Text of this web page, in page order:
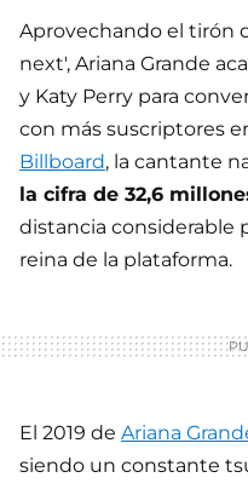
Aprovechando el tirón
next', Ariana Grande
y Katy Perry para
con más suscriptores
Billboard, la cantante
la cifra de 32,6
distancia considerable
reina de la plataforma.
El 2019 de Ariana
siendo un constante